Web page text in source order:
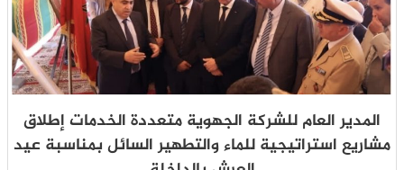
المدير العام للشركة الجهوية متعددة الخدمات إطلاق
مشاريع استراتيجية للماء والتطهير السائل بمناسبة عيد